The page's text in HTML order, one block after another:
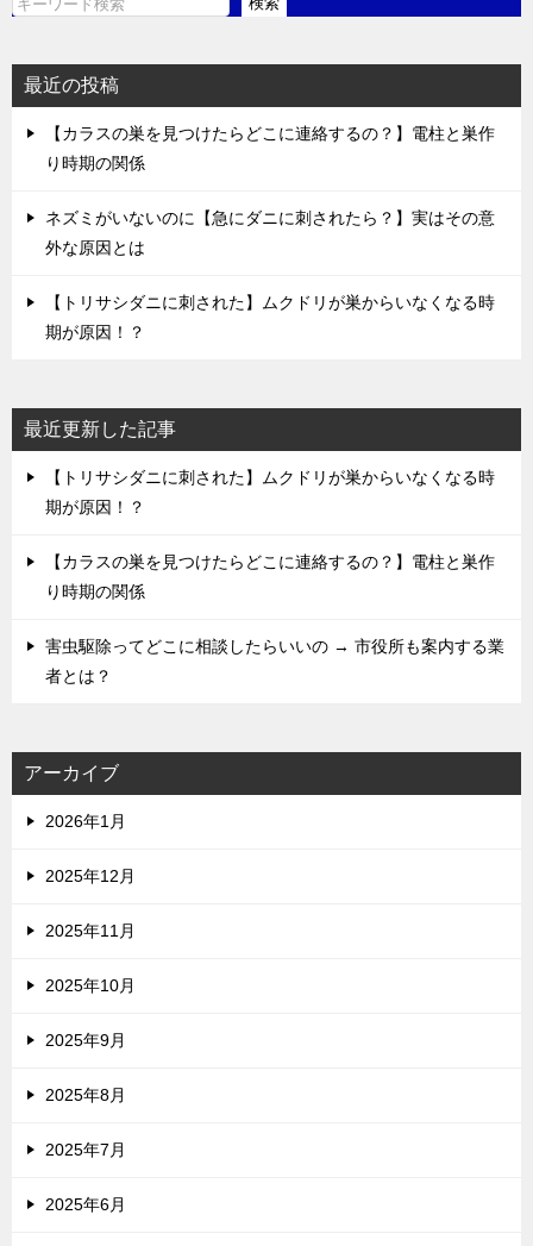
検
最近の投稿
【カラスの巣を見つけたらどこに連絡するの？】電柱と巣作
り時期の関係
ネズミがいないのに【急にダニに刺されたら？】実はその意
外な原因とは
【トリサシダニに刺された】ムクドリが巣からいなくなる時
期が原因！？
最近更新した記事
【トリサシダニに刺された】ムクドリが巣からいなくなる時
期が原因！？
【カラスの巣を見つけたらどこに連絡するの？】電柱と巣作
り時期の関係
害虫駆除ってどこに相談したらいいの → 市役所も案内する業
者とは？
アーカイブ
2026年1月
2025年12月
2025年11月
2025年10月
2025年9月
2025年8月
2025年7月
2025年6月